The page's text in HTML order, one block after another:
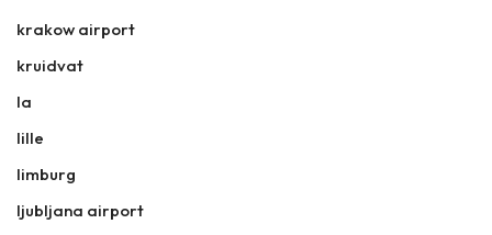
krakow airport
kruidvat
la
lille
limburg
ljubljana airport